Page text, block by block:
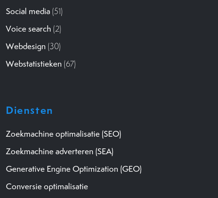
Social media (51)
Voice search (2)
Webdesign (30)
Webstatistieken (67)
Diensten
Zoekmachine optimalisatie (SEO)
Zoekmachine adverteren (SEA)
Generative Engine Optimization (GEO)
Conversie optimalisatie